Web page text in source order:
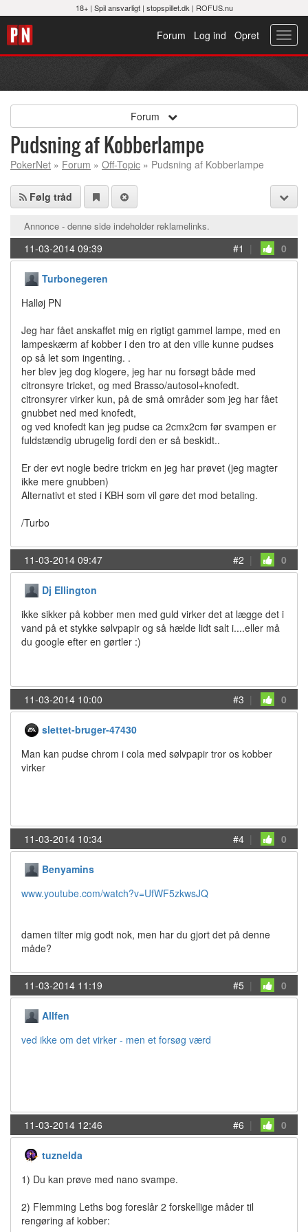
18+ | Spil ansvarligt| stopspillet.dk | ROFUS.nu
Opret
Log ind
Forum
Forum
Pudsning af Kobberlampe
PokerNet » Forum » Off-Topic » Pudsning af Kobberlampe
Følg tråd
Annonce - denne side indeholder reklamelinks.
11-03-2014 09:39 #1 | 0
Turbonegeren
Halløj PN
Jeg har fået anskaffet mig en rigtigt gammel lampe, med en
lampeskærm af kobber i den tro at den ville kunne pudses
op så let som ingenting. .
her blev jeg dog klogere, jeg har nu forsøgt både med
citronsyre tricket, og med Brasso/autosol+knofedt.
citronsyrer virker kun, på de små områder som jeg har fået
gnubbet ned med knofedt,
og ved knofedt kan jeg pudse ca 2cmx2cm før svampen er
fuldstændig ubrugelig fordi den er så beskidt..
Er der evt nogle bedre trickm en jeg har prøvet (jeg magter
ikke mere gnubben)
Alternativt et sted i KBH som vil gøre det mod betaling.
/Turbo
11-03-2014 09:47 #2 | 0
Dj Ellington
ikke sikker på kobber men med guld virker det at lægge det i
vand på et stykke sølvpapir og så hælde lidt salt i....eller må
du google efter en gørtler :)
11-03-2014 10:00 #3 | 0
slettet-bruger-47430
Man kan pudse chrom i cola med sølvpapir tror os kobber
virker
11-03-2014 10:34 #4 | 0
Benyamins
www.youtube.com/watch?v=UfWF5zkwsJQ
damen tilter mig godt nok, men har du gjort det på denne
måde?
11-03-2014 11:19 #5 | 0
Allfen
ved ikke om det virker - men et forsøg værd
11-03-2014 12:46 #6 | 0
tuznelda
1) Du kan prøve med nano svampe.
2) Flemming Leths bog foreslår 2 forskellige måder til
rengøring af kobber: